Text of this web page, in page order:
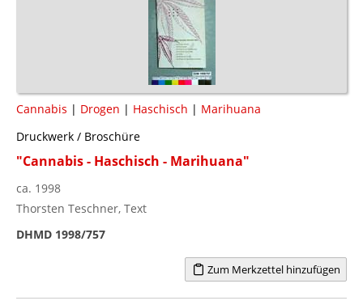
Cannabis | Drogen | Haschisch | Marihuana
Druckwerk / Broschüre
"Cannabis - Haschisch - Marihuana"
ca. 1998
Thorsten Teschner, Text
DHMD 1998/757
Zum Merkzettel hinzufügen